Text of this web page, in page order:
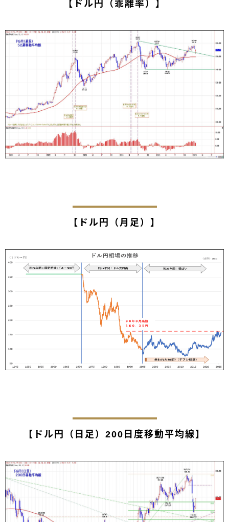
【ドル円（乖離率）】
【ドル円（月足）】
【ドル円（日足）200日度移動平均線】